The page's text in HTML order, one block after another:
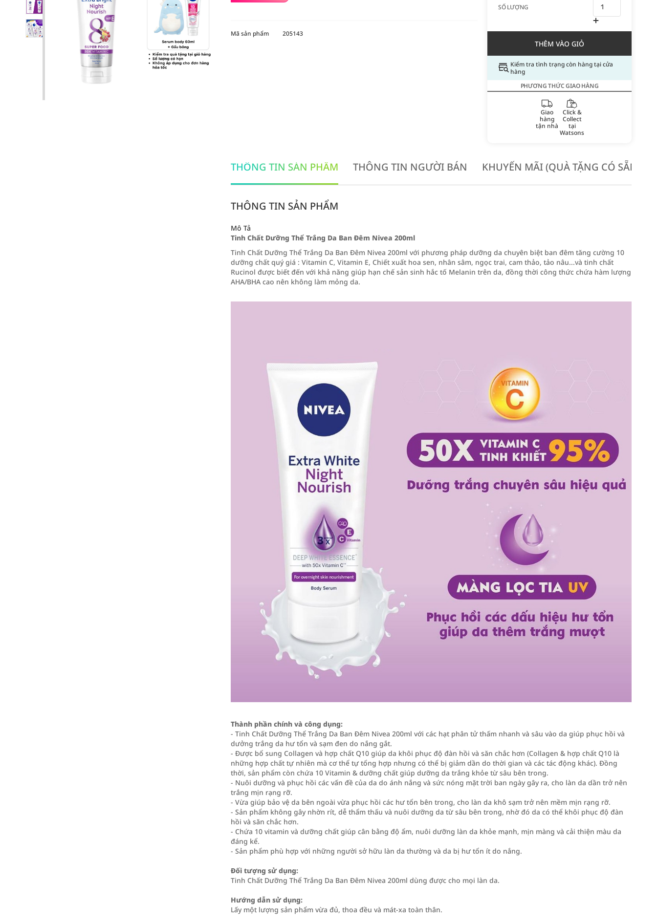
SỐ LƯỢNG
THÊM VÀO GIỎ
Kiểm tra tình trạng còn hàng tại cửa
hàng
PHƯƠNG THỨC GIAO HÀNG
Giao
hàng
tận nhà
Click &
Collect
tại
Watsons
Mã sản phẩm 205143
THÔNG TIN SẢN PHẨM THÔNG TIN NGƯỜI BÁN KHUYẾN MÃI (QUÀ TẶNG CÓ SẴN
THÔNG TIN SẢN PHẨM
Mô Tả
Tinh Chất Dưỡng Thể Trắng Da Ban Đêm Nivea 200ml
Tinh Chất Dưỡng Thể Trắng Da Ban Đêm Nivea 200ml với phương pháp dưỡng da chuyên biệt ban đêm tăng cường 10
dưỡng chất quý giá : Vitamin C, Vitamin E, Chiết xuất hoa sen, nhân sâm, ngọc trai, cam thảo, tảo nâu...và tinh chất
Rucinol được biết đến với khả năng giúp hạn chế sản sinh hắc tố Melanin trên da, đồng thời công thức chứa hàm lượng
AHA/BHA cao nên không làm mỏng da.
Thành phần chính và công dụng:
- Tinh Chất Dưỡng Thể Trắng Da Ban Đêm Nivea 200ml với các hạt phân tử thấm nhanh và sâu vào da giúp phục hồi và
dưởng trắng da hư tổn và sạm đen do nắng gắt.
- Được bổ sung Collagen và hợp chất Q10 giúp da khôi phục độ đàn hồi và săn chắc hơn (Collagen & hợp chất Q10 là
những hợp chất tự nhiên mà cơ thể tự tổng hợp nhưng có thể bị giảm dần do thời gian và các tác động khác). Đồng
thời, sản phẩm còn chứa 10 Vitamin & dưỡng chất giúp dưỡng da trắng khỏe từ sâu bên trong.
- Nuôi dưỡng và phục hồi các vấn đề của da do ánh nắng và sức nóng mặt trời ban ngày gây ra, cho làn da dần trở nên
trắng mịn rạng rỡ.
- Vừa giúp bảo vệ da bên ngoài vừa phục hồi các hư tổn bên trong, cho làn da khô sạm trở nên mềm mịn rạng rỡ.
- Sản phẩm không gây nhờn rít, dễ thẩm thấu và nuôi dưỡng da từ sâu bên trong, nhờ đó da có thể khôi phục độ đàn
hồi và săn chắc hơn.
- Chứa 10 vitamin và dưỡng chất giúp cân bằng độ ẩm, nuôi dưỡng làn da khỏe mạnh, mịn màng và cải thiện màu da
đáng kể.
- Sản phẩm phù hợp với những người sở hữu làn da thường và da bị hư tổn ít do nắng.
Đối tượng sử dụng:
Tinh Chất Dưỡng Thể Trắng Da Ban Đêm Nivea 200ml dùng được cho mọi làn da.
Hướng dẫn sử dụng:
Lấy một lượng sản phẩm vừa đủ, thoa đều và mát-xa toàn thân.